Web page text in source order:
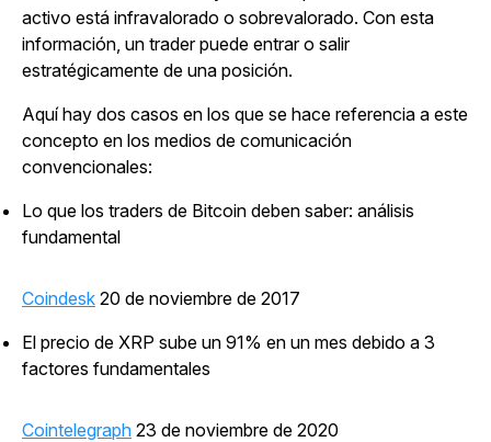
activo está infravalorado o sobrevalorado. Con esta
información, un trader puede entrar o salir
estratégicamente de una posición.
Aquí hay dos casos en los que se hace referencia a este
concepto en los medios de comunicación
convencionales:
Lo que los traders de Bitcoin deben saber: análisis
fundamental
Coindesk 20 de noviembre de 2017
El precio de XRP sube un 91% en un mes debido a 3
factores fundamentales
Cointelegraph 23 de noviembre de 2020